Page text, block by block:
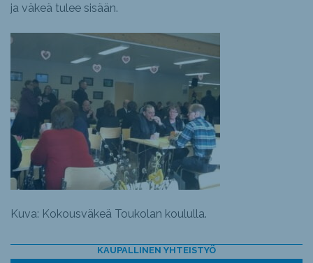
ja väkeä tulee sisään.
Kuva: Kokousväkeä Toukolan koululla.
KAUPALLINEN YHTEISTYÖ